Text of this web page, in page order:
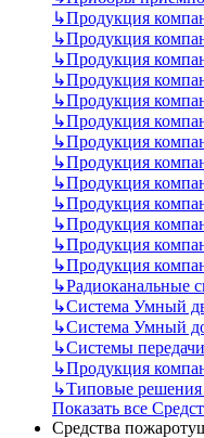
↳Продукция
↳Продукция
↳Продукция
↳Продукция
↳Продукция
↳Продукция
↳Продукция
↳Продукция
↳Продукция
↳Продукция
↳Продукция
↳Продукция
↳Продукция
↳Радиоканальные
↳Система Умный
↳Система Умный
↳Системы
↳Продукция
↳Типовые
Показать все
Средства